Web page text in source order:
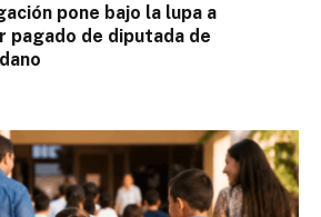
pone bajo la lupa a
pagado de diputada de